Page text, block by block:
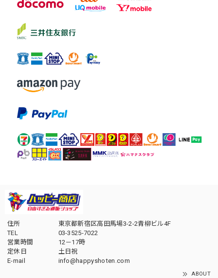
住所
東京都新宿区高田馬場3-2-2青柳ビル4F
TEL
03-3525-7022
営業時間
12－17時
定休日
土日祝
E-mail
info@happyshoten.com
ABOUT